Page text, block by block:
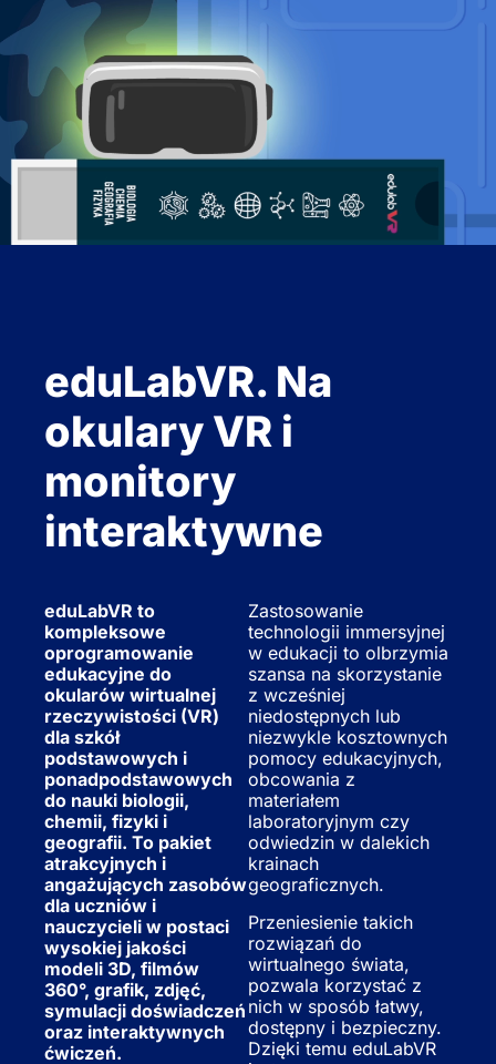
eduLabVR. Na
okulary VR i
monitory
interaktywne
eduLabVR to
kompleksowe
oprogramowanie
edukacyjne do
okularów wirtualnej
rzeczywistości (VR)
dla szkół
podstawowych i
ponadpodstawowych
do nauki biologii,
chemii, fizyki i
geografii. To pakiet
atrakcyjnych i
angażujących zasobów
dla uczniów i
nauczycieli w postaci
wysokiej jakości
modeli 3D, filmów
360°, grafik, zdjęć,
symulacji doświadczeń
oraz interaktywnych
ćwiczeń.
Zastosowanie
technologii immersyjnej
w edukacji to olbrzymia
szansa na skorzystanie
z wcześniej
niedostępnych lub
niezwykle kosztownych
pomocy edukacyjnych,
obcowania z
materiałem
laboratoryjnym czy
odwiedzin w dalekich
krainach
geograficznych.
Przeniesienie takich
rozwiązań do
wirtualnego świata,
pozwala korzystać z
nich w sposób łatwy,
dostępny i bezpieczny.
Dzięki temu eduLabVR